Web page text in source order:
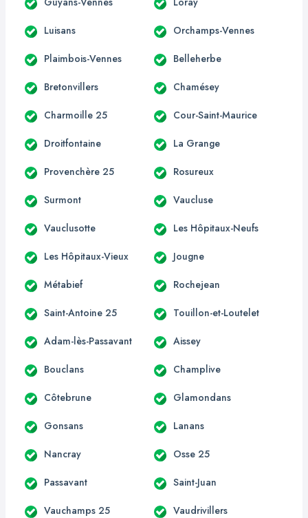
Luisans Orchamps-Vennes
Plaimbois-Vennes Belleherbe
Bretonvillers Chamésey
Charmoille 25 Cour-Saint-Maurice
Droitfontaine La Grange
Provenchère 25 Rosureux
Surmont Vaucluse
Vauclusotte Les Hôpitaux-Neufs
Les Hôpitaux-Vieux Jougne
Métabief Rochejean
Saint-Antoine 25 Touillon-et-Loutelet
Adam-lès-Passavant Aissey
Bouclans Champlive
Côtebrune Glamondans
Gonsans Lanans
Nancray Osse 25
Passavant Saint-Juan
Vauchamps 25 Vaudrivillers